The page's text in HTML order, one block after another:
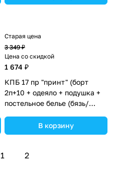
Старая цена
3 349 ₽
Цена со скидкой
1 674 ₽
КПБ 17 пр "принт" (борт
2п+10 + одеяло + подушка +
постельное белье (бязь/
цвета в ассортименте.
В корзину
1 2